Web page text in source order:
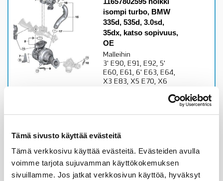
Tämä sivusto käyttää evästeitä
Tämä verkkosivu käyttää evästeitä. Evästeiden avulla
voimme tarjota sujuvamman käyttökokemuksen
sivuillamme. Jos jatkat verkkosivun käyttöä, hyväksyt
isompi turbo, BMW
335d, 535d, 3.0sd,
35dx, katso sopivuus,
OE
Malleihin
3' E90, E91, E92, 5'
E60, E61, 6' E63, E64,
X3 E83, X5 E70, X6
autoosi lisätiedoista
Varastossa,
84,39